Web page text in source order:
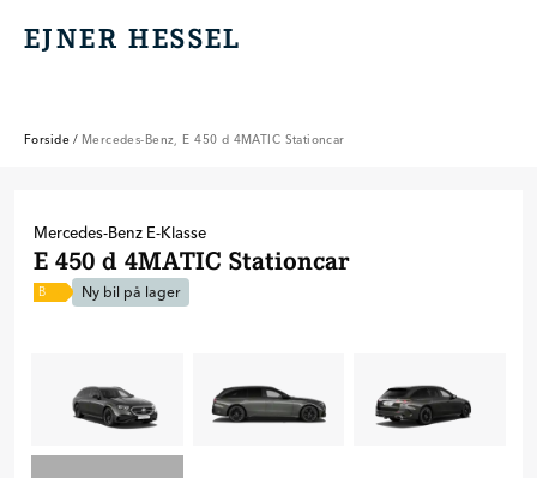
EJNER HESSEL
EJNER HESSEL
Forside / Mercedes-Benz, E 450 d 4MATIC Stationcar
Mercedes-Benz E-Klasse
E 450 d 4MATIC Stationcar
B Ny bil på lager